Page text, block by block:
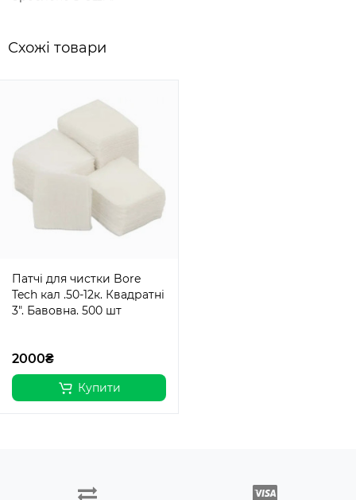
Схожi товари
Патчі для чистки Bore
Tech кал .50-12к. Квадратні
3". Бавовна. 500 шт
2000₴
Купити